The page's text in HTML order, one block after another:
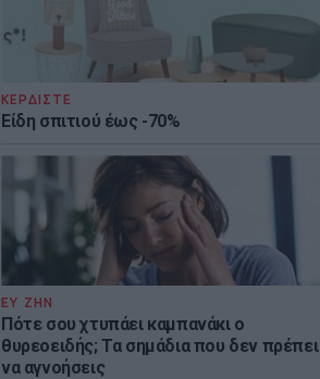
ΚΕΡΔΙΣΤΕ
Είδη σπιτιού έως -70%
ΕΥ ΖΗΝ
Πότε σου χτυπάει καμπανάκι ο
θυρεοειδής; Τα σημάδια που δεν πρέπει
να αγνοήσεις